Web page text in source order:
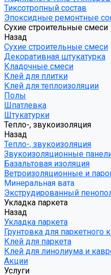
Тиксотропный состав
Эпоксидные ремонтные
Сухие строительные смеси
Назад
Сухие строительные смеси
Декоративная штукатурка
Кладочные смеси
Клей для плитки
Клей для теплоизоляции
Полы
Шпатлевка
Штукатурки
Тепло-, звукоизоляция
Назад
Тепло-, звукоизоляция
Звукоизоляционные
Базальтовая изоляция
Ветроизоляционные и
Минеральная вата
Экструдированный
Укладка паркета
Назад
Укладка паркета
Грунтовка для паркетного
Клей для паркета
Клей для линолиума и
Акции
Услуги